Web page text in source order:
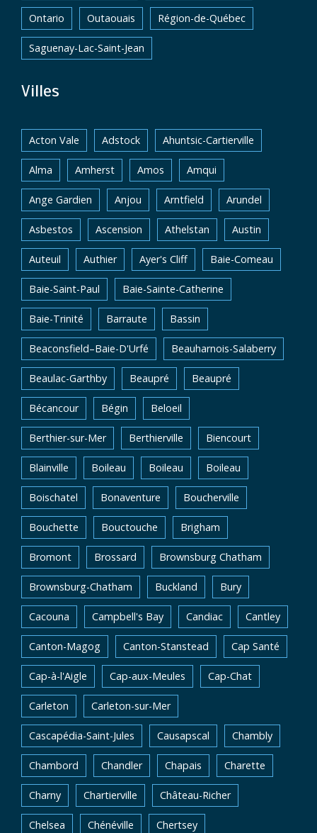
Ontario Outaouais Région-de-Québec
Saguenay-Lac-Saint-Jean
Villes
Acton Vale Adstock Ahuntsic-Cartierville
Alma Amherst Amos Amqui
Ange Gardien Anjou Arntfield Arundel
Asbestos Ascension Athelstan Austin
Auteuil Authier Ayer's Cliff Baie-Comeau
Baie-Saint-Paul Baie-Sainte-Catherine
Baie-Trinité Barraute Bassin
Beaconsfield–Baie-D'Urfé Beauharnois-Salaberry
Beaulac-Garthby Beaupré Beaupré
Bécancour Bégin Beloeil
Berthier-sur-Mer Berthierville Biencourt
Blainville Boileau Boileau Boileau
Boischatel Bonaventure Boucherville
Bouchette Bouctouche Brigham
Bromont Brossard Brownsburg Chatham
Brownsburg-Chatham Buckland Bury
Cacouna Campbell's Bay Candiac Cantley
Canton-Magog Canton-Stanstead Cap Santé
Cap-à-l'Aigle Cap-aux-Meules Cap-Chat
Carleton Carleton-sur-Mer
Cascapédia-Saint-Jules Causapscal Chambly
Chambord Chandler Chapais Charette
Charny Chartierville Château-Richer
Chelsea Chénéville Chertsey